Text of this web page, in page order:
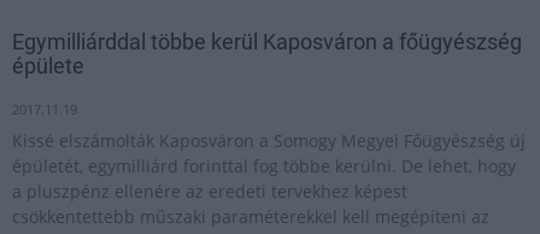
Egymilliárddal többe kerül Kaposváron a főügyészség
épülete
2017.11.19
Kissé elszámolták Kaposváron a Somogy Megyei Főügyészség új
épületét, egymilliárd forinttal fog többe kerülni. De lehet, hogy
a pluszpénz ellenére az eredeti tervekhez képest
csökkentettebb műszaki paraméterekkel kell megépíteni az